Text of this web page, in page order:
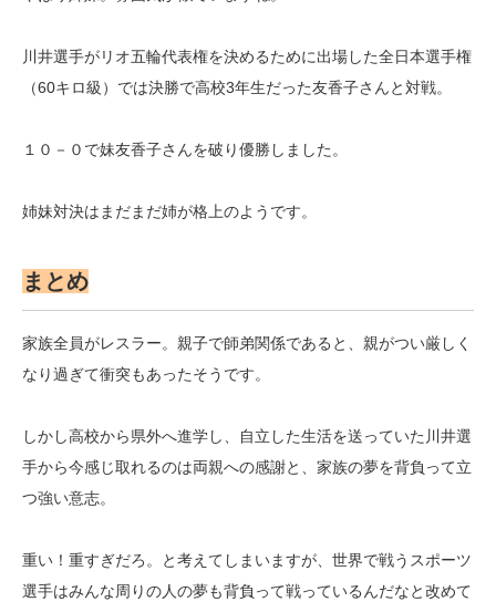
川井選手がリオ五輪代表権を決めるために出場した全日本選手権
（60キロ級）では決勝で高校3年生だった友香子さんと対戦。
１０－０で妹友香子さんを破り優勝しました。
姉妹対決はまだまだ姉が格上のようです。
まとめ
家族全員がレスラー。親子で師弟関係であると、親がつい厳しく
なり過ぎて衝突もあったそうです。
しかし高校から県外へ進学し、自立した生活を送っていた川井選
手から今感じ取れるのは両親への感謝と、家族の夢を背負って立
つ強い意志。
重い！重すぎだろ。と考えてしまいますが、世界で戦うスポーツ
選手はみんな周りの人の夢も背負って戦っているんだなと改めて